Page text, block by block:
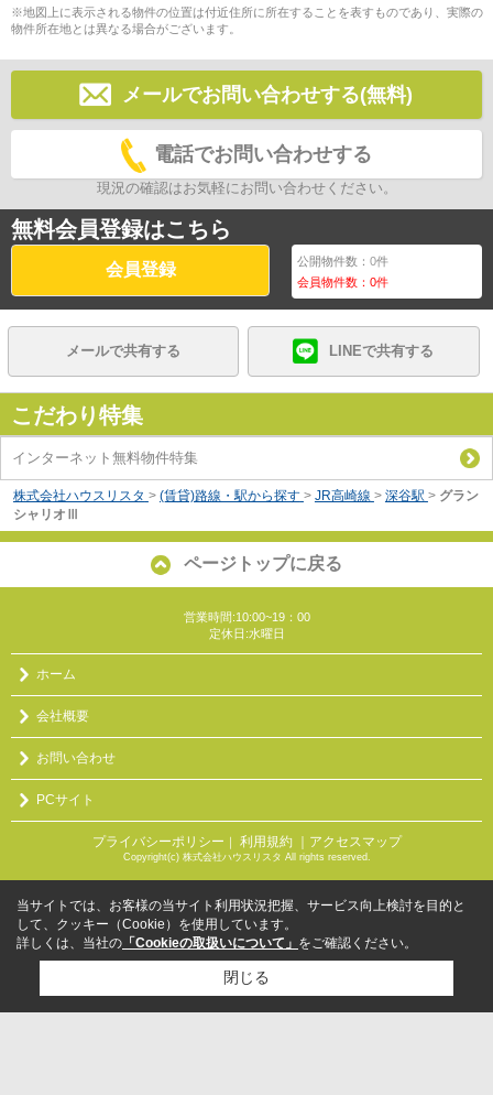
※地図上に表示される物件の位置は付近住所に所在することを表すものであり、実際の
物件所在地とは異なる場合がございます。
メールでお問い合わせする(無料)
電話でお問い合わせする
現況の確認はお気軽にお問い合わせください。
無料会員登録はこちら
会員登録 公開物件数：0件
会員物件数：0件
メールで共有する LINEで共有する
こだわり特集
インターネット無料物件特集
株式会社ハウスリスタ > (賃貸)路線・駅から探す > JR高崎線 > 深谷駅 > グラン
シャリオⅢ
ページトップに戻る
営業時間:10:00~19：00
定休日:水曜日
ホーム
会社概要
お問い合わせ
PCサイト
プライバシーポリシー 利用規約 ｜アクセスマップ
Copyright(c) 株式会社ハウスリスタ All rights reserved.
当サイトでは、お客様の当サイト利用状況把握、サービス向上検討を目的と
して、クッキー（Cookie）を使用しています。
詳しくは、当社の 「Cookieの取扱いについて」 をご確認ください。
閉じる